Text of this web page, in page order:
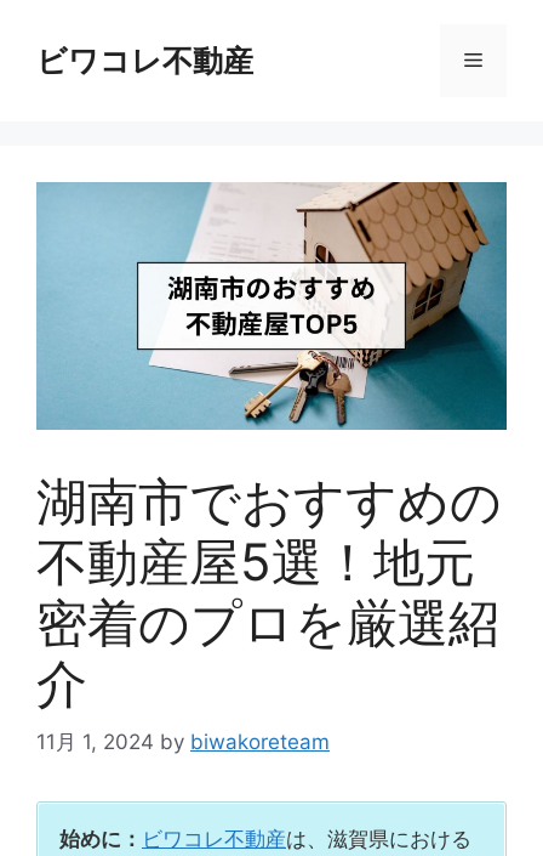
ビワコレ不動産 メ
湖南市でおすすめの
不動産屋5選！地元
密着のプロを厳選紹
介
11月 1, 2024 by biwakoreteam
始めに： ビワコレ不動産は、滋賀県における